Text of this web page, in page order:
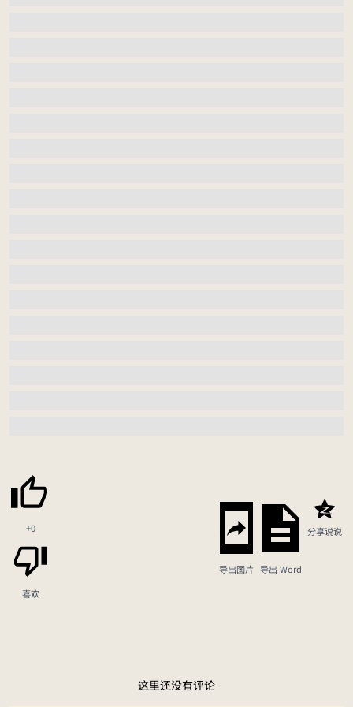
+0
喜欢
导出图片 导出 Word
分享说说
这里还没有评论